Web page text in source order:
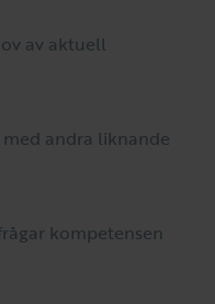
av aktuell
andra liknande
kompetensen